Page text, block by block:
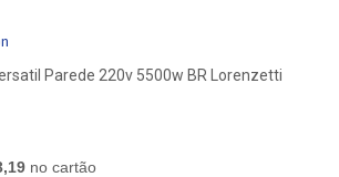
Parede 220v 5500w BR Lorenzetti
no cartão